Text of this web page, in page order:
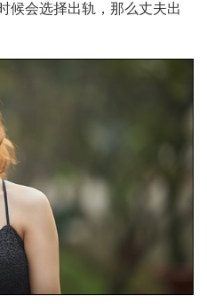
候会选择出轨，那么丈夫出